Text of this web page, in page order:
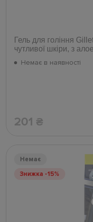
Гель для гоління
чутливої шкіри, з
Немає в наявності
201 ₴
Немає
Знижка -15%